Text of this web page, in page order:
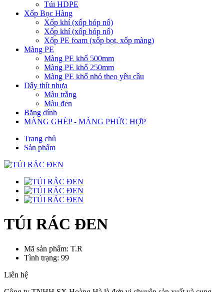
Túi HDPE
Xốp Bọc Hàng
Xốp khí (xốp bóp nổ)
Xốp khí (xốp bóp nổ)
Xốp PE foam (xốp bọt, xốp màng)
Màng PE
Màng PE khổ 500mm
Màng PE khổ 250mm
Màng PE khổ nhỏ theo yêu cầu
Dây thít nhựa
Màu trắng
Màu đen
Băng dính
MÀNG GHÉP - MÀNG PHỨC HỢP
Trang chủ
Sản phẩm
TÚI RÁC ĐEN
Mã sản phẩm: T.R
Tình trạng: 99
Liên hệ